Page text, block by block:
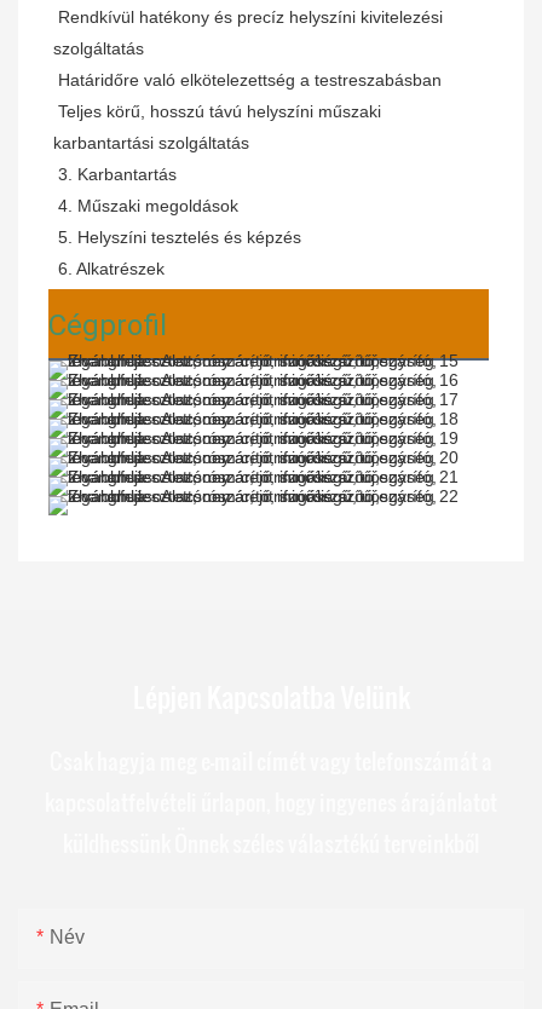
Rendkívül hatékony és precíz helyszíni kivitelezési
szolgáltatás
Határidőre való elkötelezettség a testreszabásban
Teljes körű, hosszú távú helyszíni műszaki
karbantartási szolgáltatás
3. Karbantartás
4. Műszaki megoldások
5. Helyszíni tesztelés és képzés
6. Alkatrészek
Cégprofil
Név